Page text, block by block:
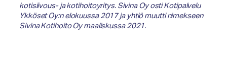
kotisiivous- ja kotihoitoyritys. Sivina Oy osti Kotipalvelu
Ykköset Oy:n elokuussa 2017 ja yhtiö muutti nimekseen
Sivina Kotihoito Oy maaliskussa 2021.